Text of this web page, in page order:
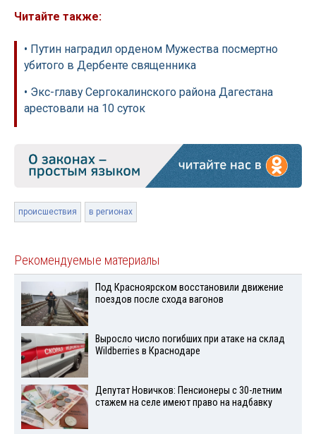
Читайте также:
• Путин наградил орденом Мужества посмертно
убитого в Дербенте священника
• Экс-главу Сергокалинского района Дагестана
арестовали на 10 суток
происшествия в регионах
Рекомендуемые материалы
Под Красноярском восстановили движение
поездов после схода вагонов
Выросло число погибших при атаке на склад
Wildberries в Краснодаре
Депутат Новичков: Пенсионеры с 30-летним
стажем на селе имеют право на надбавку